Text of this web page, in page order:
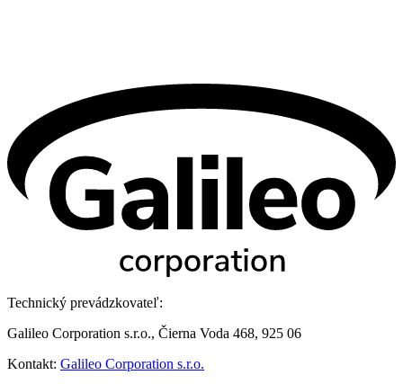
Technický prevádzkovateľ:
Galileo Corporation s.r.o., Čierna Voda 468, 925 06
Kontakt: Galileo Corporation s.r.o.